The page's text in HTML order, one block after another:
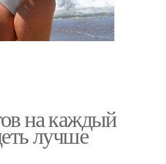
на каждый
лучше